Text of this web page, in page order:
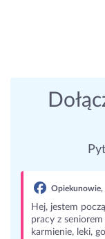
Opiekunowie,
Hej, jestem
pracy z
karmienie, leki,